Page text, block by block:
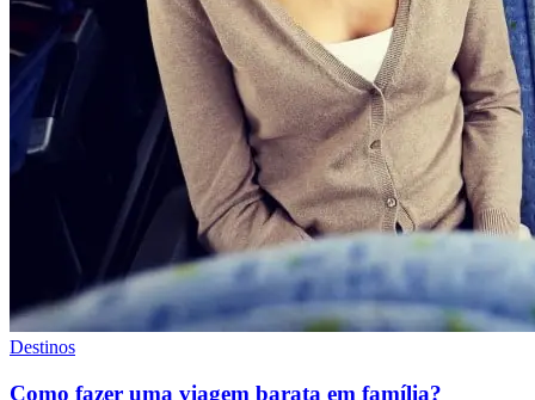
Destinos
Como fazer uma viagem barata em família?